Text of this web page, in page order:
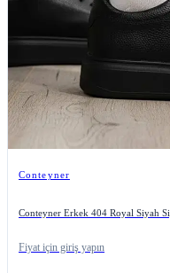
Conteyner
Conteyner Erkek 404 Royal Siyah
Fiyat için giriş yapın